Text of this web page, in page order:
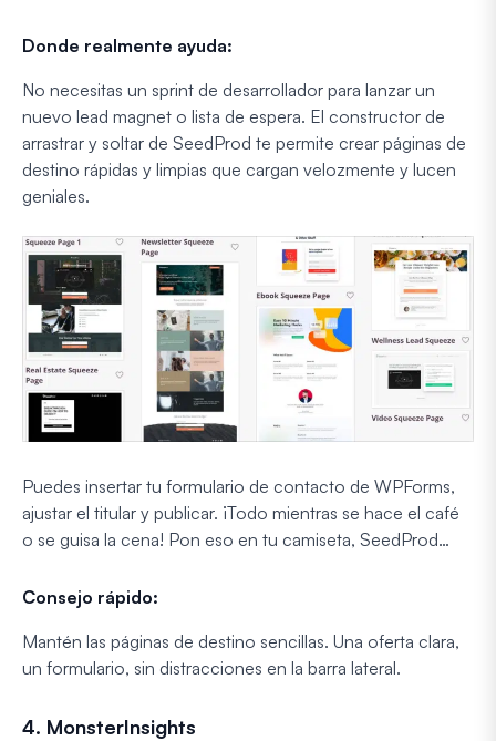
Donde realmente ayuda:
No necesitas un sprint de desarrollador para lanzar un
nuevo lead magnet o lista de espera. El constructor de
arrastrar y soltar de SeedProd te permite crear páginas de
destino rápidas y limpias que cargan velozmente y lucen
geniales.
Puedes insertar tu formulario de contacto de WPForms,
ajustar el titular y publicar. ¡Todo mientras se hace el café
o se guisa la cena! Pon eso en tu camiseta, SeedProd…
Consejo rápido:
Mantén las páginas de destino sencillas. Una oferta clara,
un formulario, sin distracciones en la barra lateral.
4. MonsterInsights